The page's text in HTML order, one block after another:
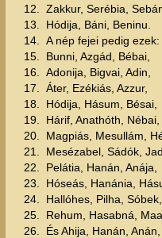
12.
Zakkur, Serébia,
13.
Hódija, Báni, Beninu.
14.
A nép fejei pedig
15.
Bunni, Azgád, Bébai,
16.
Adonija, Bigvai, Adin,
17.
Áter, Ezékiás, Azzur,
18.
Hódija, Hásum, Bésai,
19.
Hárif, Anathóth, Nébai,
20.
Magpiás, Mesullám,
21.
Mesézabel, Sádók,
22.
Pelátia, Hanán, Anája,
23.
Hóseás, Hanánia,
24.
Hallóhes, Pilha, Sóbek,
25.
Rehum, Hasabná,
26.
És Ahija, Hanán, Anán,